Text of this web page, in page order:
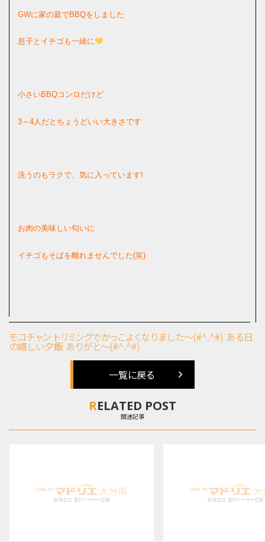
GWに家の庭でBBQをしました
息子とイチゴも一緒に
小さいBBQコンロだけど
3～4人だとちょうどいい大きさです
洗うのもラクで、気に入っています!
お肉の美味しい匂いに
イチゴもそばを離れませんでした(笑)
モコチャン トリミングでかっこよくなりました～(#^.^#) ある日
の嬉しい夕飯 ありがと～(#^.^#)
一覧に戻る
RELATED POST
関連記事